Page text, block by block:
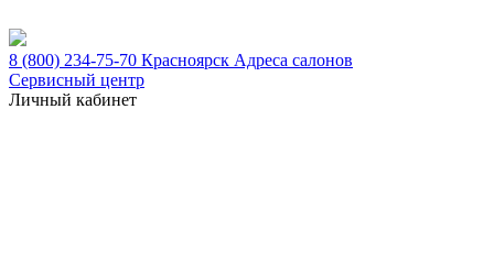
8 (800) 234-75-70 Красноярск Адреса салонов
Сервисный центр
Личный кабинет